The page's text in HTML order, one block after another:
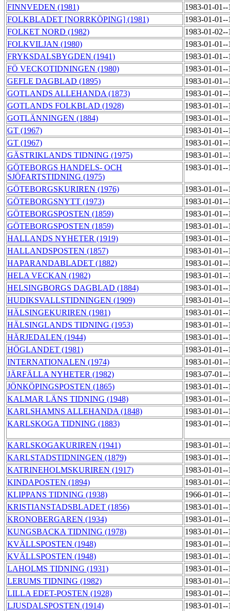
FINNVEDEN (1981)
1983-01-
FOLKBLADET [NORRKÖPING] (1981)
1983-01-
FOLKET NORD (1982)
1983-01-
FOLKVILJAN (1980)
1983-01-
FRYKSDALSBYGDEN (1941)
1983-01-
FÖ VECKOTIDNINGEN (1980)
1983-01-
GEFLE DAGBLAD (1895)
1983-01-
GOTLANDS ALLEHANDA (1873)
1983-01-
GOTLANDS FOLKBLAD (1928)
1983-01-
GOTLÄNNINGEN (1884)
1983-01-
GT (1967)
1983-01-
GT (1967)
1983-01-
GÄSTRIKLANDS TIDNING (1975)
1983-01-
GÖTEBORGS HANDELS- OCH
SJÖFARTSTIDNING (1975)
1983-01-
GÖTEBORGSKURIREN (1976)
1983-01-
GÖTEBORGSNYTT (1973)
1983-01-
GÖTEBORGSPOSTEN (1859)
1983-01-
GÖTEBORGSPOSTEN (1859)
1983-01-
HALLANDS NYHETER (1919)
1983-01-
HALLANDSPOSTEN (1857)
1983-01-
HAPARANDABLADET (1882)
1983-01-
HELA VECKAN (1982)
1983-01-
HELSINGBORGS DAGBLAD (1884)
1983-01-
HUDIKSVALLSTIDNINGEN (1909)
1983-01-
HÄLSINGEKURIREN (1981)
1983-01-
HÄLSINGLANDS TIDNING (1953)
1983-01-
HÄRJEDALEN (1944)
1983-01-
HÖGLANDET (1981)
1983-01-
INTERNATIONALEN (1974)
1983-01-
JÄRFÄLLA NYHETER (1982)
1983-07-
JÖNKÖPINGSPOSTEN (1865)
1983-01-
KALMAR LÄNS TIDNING (1948)
1983-01-
KARLSHAMNS ALLEHANDA (1848)
1983-01-
KARLSKOGA TIDNING (1883)
1983-01-
KARLSKOGAKURIREN (1941)
1983-01-
KARLSTADSTIDNINGEN (1879)
1983-01-
KATRINEHOLMSKURIREN (1917)
1983-01-
KINDAPOSTEN (1894)
1983-01-
KLIPPANS TIDNING (1938)
1966-01-
KRISTIANSTADSBLADET (1856)
1983-01-
KRONOBERGAREN (1934)
1983-01-
KUNGSBACKA TIDNING (1978)
1983-01-
KVÄLLSPOSTEN (1948)
1983-01-
KVÄLLSPOSTEN (1948)
1983-01-
LAHOLMS TIDNING (1931)
1983-01-
LERUMS TIDNING (1982)
1983-01-
LILLA EDET-POSTEN (1928)
1983-01-
LJUSDALSPOSTEN (1914)
1983-01-